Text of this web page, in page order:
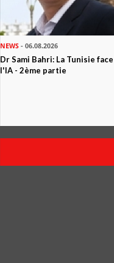
NEWS - 06.08.2026
Dr Sami Bahri: La Tunisie
l'IA - 2ème partie